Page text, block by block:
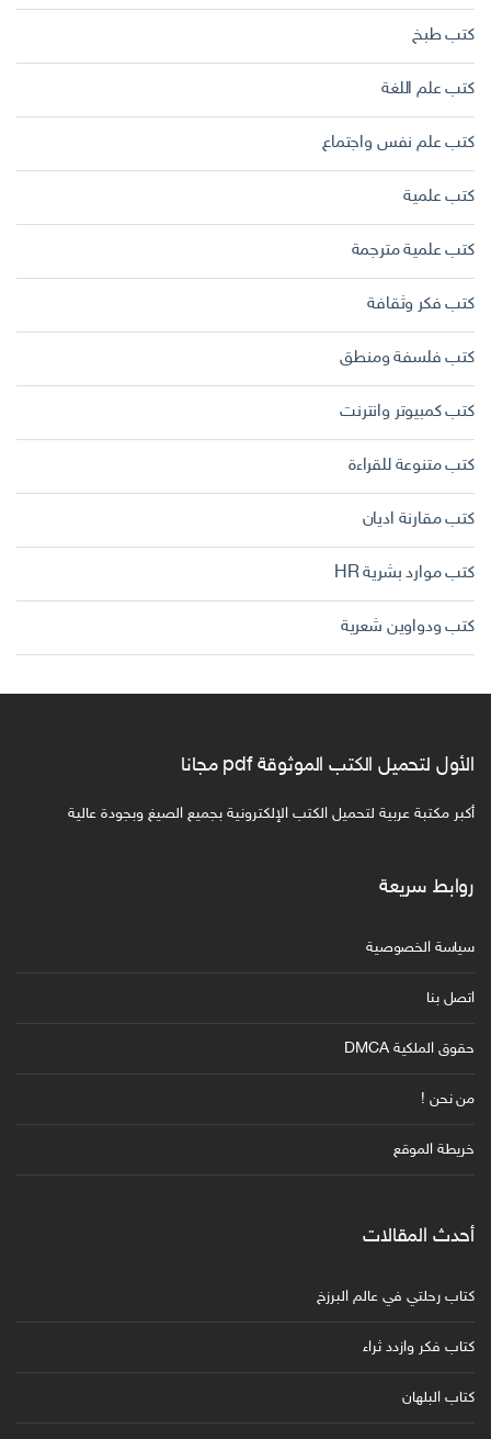
كتب طبخ
كتب علم اللغة
كتب علم نفس واجتماع
كتب علمية
كتب علمية مترجمة
كتب فكر وثقافة
كتب فلسفة ومنطق
كتب كمبيوتر وانترنت
كتب متنوعة للقراءة
كتب مقارنة اديان
كتب موارد بشرية HR
كتب ودواوين شعرية
الأول لتحميل الكتب الموثوقة pdf مجانا
أكبر مكتبة عربية لتحميل الكتب الإلكترونية بجميع الصيغ وبجودة عالية
روابط سريعة
سياسة الخصوصية
اتصل بنا
حقوق الملكية DMCA
من نحن !
خريطة الموقع
أحدث المقالات
كتاب رحلتي في عالم البرزخ
كتاب فكر وازدد ثراء
كتاب البلهان